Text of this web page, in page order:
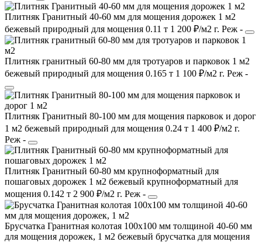
Плитняк Гранитный 40-60 мм для мощения дорожек 1 м2
бежевый природный для мощения 0.11 т 1 200 ₽/м2 г. Реж -
Плитняк гранитный 60-80 мм для тротуаров и парковок 1 м2
бежевый природный для мощения 0.165 т 1 100 ₽/м2 г. Реж -
Плитняк Гранитный 80-100 мм для мощения парковок и дорог
1 м2 бежевый природный для мощения 0.24 т 1 400 ₽/м2 г.
Реж -
Плитняк Гранитный 60-80 мм крупноформатный для
пошаговых дорожек 1 м2 бежевый крупноформатный для
мощения 0.142 т 2 900 ₽/м2 г. Реж -
Брусчатка Гранитная колотая 100х100 мм толщиной 40-60 мм
для мощения дорожек, 1 м2 бежевый брусчатка для мощения